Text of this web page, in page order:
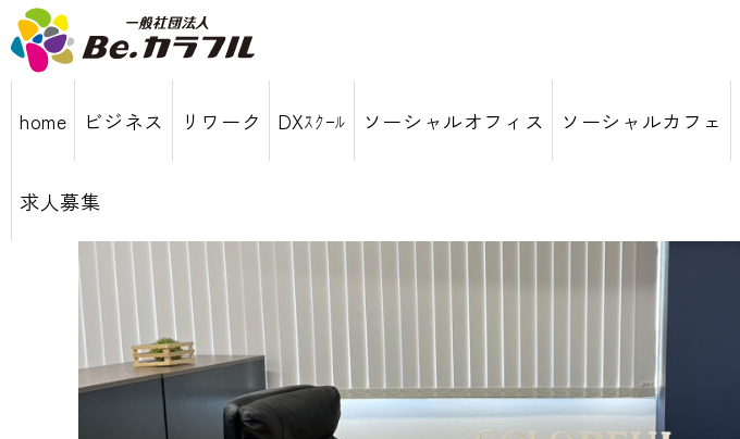
home ビジネス リワーク DXｽｸｰﾙ ソーシャルオフィス ソーシャルカフェ
求人募集